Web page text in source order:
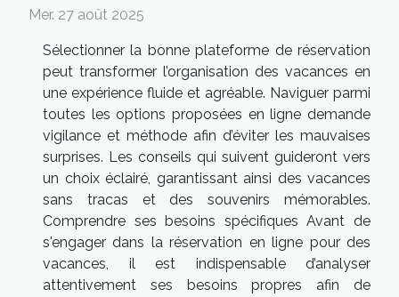
Mer. 27 août 2025
Sélectionner la bonne plateforme de réservation
peut transformer l’organisation des vacances en
une expérience fluide et agréable. Naviguer parmi
toutes les options proposées en ligne demande
vigilance et méthode afin d’éviter les mauvaises
surprises. Les conseils qui suivent guideront vers
un choix éclairé, garantissant ainsi des vacances
sans tracas et des souvenirs mémorables.
Comprendre ses besoins spécifiques Avant de
s'engager dans la réservation en ligne pour des
vacances, il est indispensable d’analyser
attentivement ses besoins propres afin de